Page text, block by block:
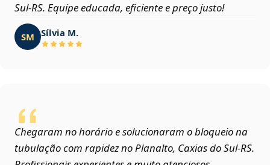
Sul‑RS. Equipe educada, eficiente e preço justo!
SM Sílvia M.
Chegaram no horário e solucionaram o bloqueio na
tubulação com rapidez no Planalto, Caxias do Sul‑RS.